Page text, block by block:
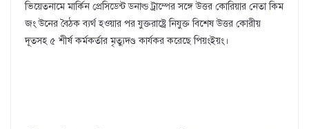
ভিয়েতনামে মার্কিন প্রেসিডেন্ট ডনাল্ড ট্রাম্পের সঙ্গে উত্তর কোরিয়ার নেতা কিম
জং উনের বৈঠক ব্যর্থ হওয়ার পর যুক্তরাষ্ট্রে নিযুক্ত বিশেষ উত্তর কোরীয়
দূতসহ ৫ শীর্ষ কর্মকর্তার মৃত্যুদণ্ড কার্যকর করেছে পিয়ংইয়ং।